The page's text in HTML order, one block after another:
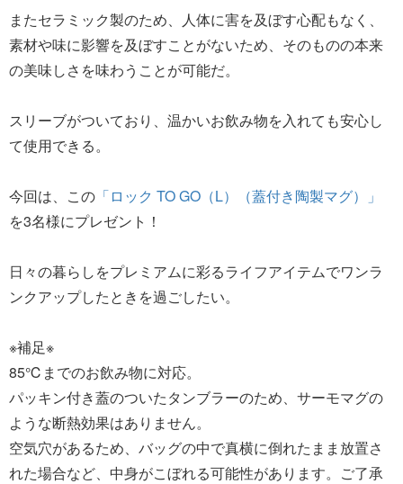
またセラミック製のため、人体に害を及ぼす心配もなく、
素材や味に影響を及ぼすことがないため、そのものの本来
の美味しさを味わうことが可能だ。
スリーブがついており、温かいお飲み物を入れても安心し
て使用できる。
今回は、この 「ロック TO GO（L）（蓋付き陶製マグ）」
を3名様にプレゼント！
日々の暮らしをプレミアムに彩るライフアイテムでワンラ
ンクアップしたときを過ごしたい。
※補足※
85℃までのお飲み物に対応。
パッキン付き蓋のついたタンブラーのため、サーモマグの
ような断熱効果はありません。
空気穴があるため、バッグの中で真横に倒れたまま放置さ
れた場合など、中身がこぼれる可能性があります。ご了承